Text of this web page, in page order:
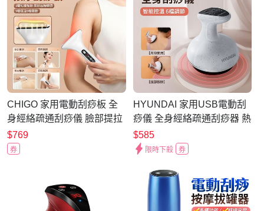
CHIGO 家用電動刮痧板 全
身經絡疏通刮痧儀 臉部提拉
按摩儀 熱敷揉腹儀 頸椎肌肉
淋巴排毒按摩放鬆儀（非醫
$769
券
HYUNDAI 家用USB電動刮
痧儀 全身經絡疏通刮痧器 熱
敷揉腹儀 頸椎肌肉淋巴排毒
按摩放鬆儀（非醫療器材）
$585
限時下殺 券